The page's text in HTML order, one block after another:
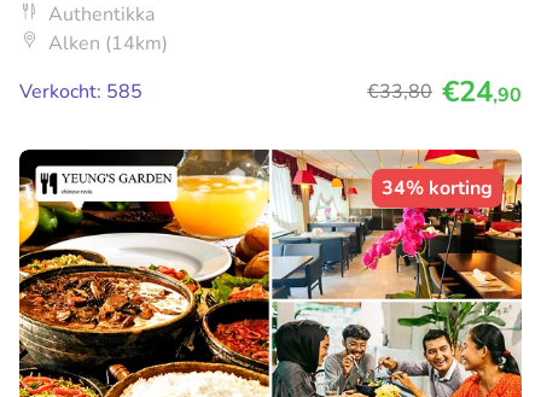
Authentikka
Alken (14km)
Verkocht: 585
€33,80 €24,90
34% korting